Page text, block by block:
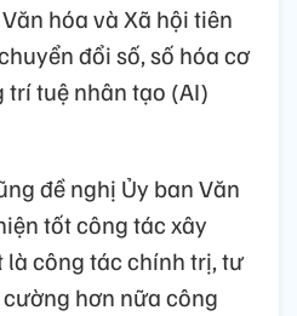
hóa và Xã hội tiên
đổi số, số hóa cơ
trí tuệ nhân tạo (AI)
đề nghị Ủy ban Văn
tốt công tác xây
công tác chính trị, tư
hơn nữa công